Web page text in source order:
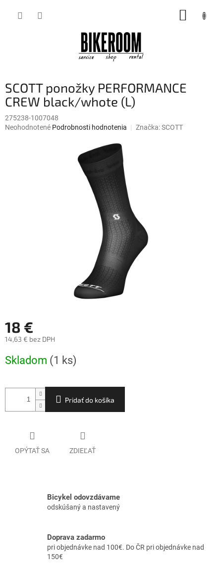
SCOTT ponožky PERFORMANCE
CREW black/whote (L)
275238-1007048
Priemerné
Neohodnotené Podrobnosti hodnotenia Značka:SCOTT
18 €
14,63 € bez DPH
cena:
Skladom (1 ks)
Pridať do košíka
OPÝTAŤ SA ZDIEĽAŤ
Bicykel odovzdávame
odskúšaný a nastavený
Doprava zadarmo
pri objednávke nad 100€. Do ČR pri objednávke nad
150€